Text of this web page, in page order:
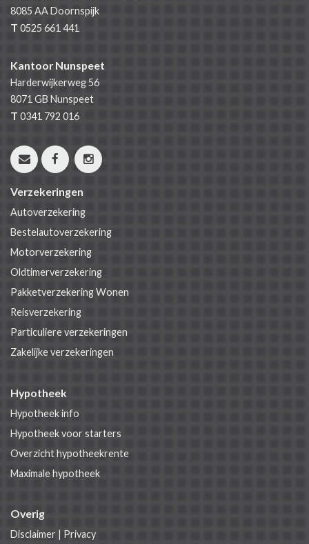
8085 AADoornspijk
T 0525 661 441
Kantoor Nunspeet
Harderwijkerweg 56
8071 GB Nunspeet
T 0341 792 016
Verzekeringen
Autoverzekering
Bestelautoverzekering
Motorverzekering
Oldtimerverzekering
Pakketverzekering Wonen
Reisverzekering
Particuliere verzekeringen
Zakelijke verzekeringen
Hypotheek
Hypotheek info
Hypotheek voor starters
Overzicht hypotheekrente
Maximale hypotheek
Overig
Disclaimer | Privacy